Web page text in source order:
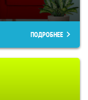
ПОДРОБНЕЕ